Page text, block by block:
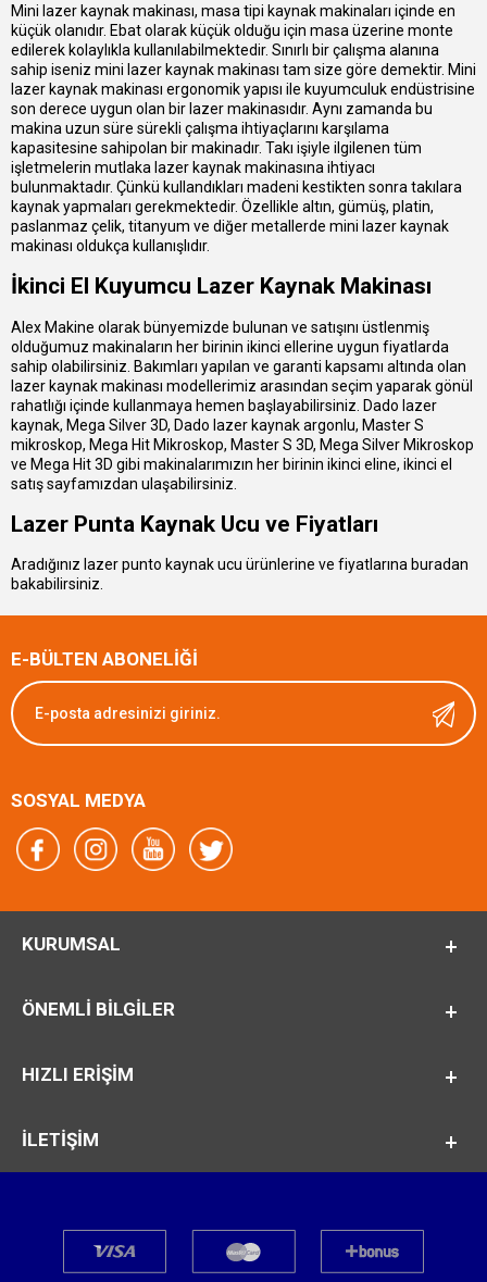
Mini lazer kaynak makinası, masa tipi kaynak makinaları içinde en
küçük olanıdır. Ebat olarak küçük olduğu için masa üzerine monte
edilerek kolaylıkla kullanılabilmektedir. Sınırlı bir çalışma alanına
sahip iseniz mini lazer kaynak makinası tam size göre demektir. Mini
lazer kaynak makinası ergonomik yapısı ile kuyumculuk endüstrisine
son derece uygun olan bir lazer makinasıdır. Aynı zamanda bu
makina uzun süre sürekli çalışma ihtiyaçlarını karşılama
kapasitesine sahipolan bir makinadır. Takı işiyle ilgilenen tüm
işletmelerin mutlaka lazer kaynak makinasına ihtiyacı
bulunmaktadır. Çünkü kullandıkları madeni kestikten sonra takılara
kaynak yapmaları gerekmektedir. Özellikle altın, gümüş, platin,
paslanmaz çelik, titanyum ve diğer metallerde mini lazer kaynak
makinası oldukça kullanışlıdır.
İkinci El Kuyumcu Lazer Kaynak Makinası
Alex Makine olarak bünyemizde bulunan ve satışını üstlenmiş
olduğumuz makinaların her birinin ikinci ellerine uygun fiyatlarda
sahip olabilirsiniz. Bakımları yapılan ve garanti kapsamı altında olan
lazer kaynak makinası modellerimiz arasından seçim yaparak gönül
rahatlığı içinde kullanmaya hemen başlayabilirsiniz. Dado lazer
kaynak, Mega Silver 3D, Dado lazer kaynak argonlu, Master S
mikroskop, Mega Hit Mikroskop, Master S 3D, Mega Silver Mikroskop
ve Mega Hit 3D gibi makinalarımızın her birinin ikinci eline, ikinci el
satış sayfamızdan ulaşabilirsiniz.
Lazer Punta Kaynak Ucu ve Fiyatları
Aradığınız lazer punto kaynak ucu ürünlerine ve fiyatlarına buradan
bakabilirsiniz.
E-BÜLTEN ABONELİĞİ
SOSYAL MEDYA
KURUMSAL
ÖNEMLI BILGILER
HIZLI ERİŞİM
İLETİŞİM